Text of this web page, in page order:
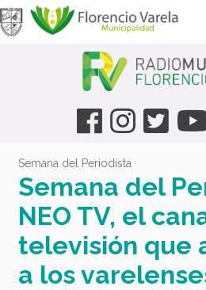
Semana del Periodista
Semana del
NEO TV, el
televisión que
a los